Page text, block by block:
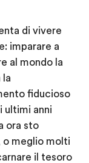
di vivere
imparare a
al mondo la
la
fiducioso
ultimi anni
ora sto
o meglio molti
il tesoro